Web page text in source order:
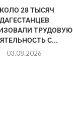
28 ТЫСЯЧ
ДАГЕСТАНЦЕВ
ТРУДОВУЮ
С...
03.08.2026